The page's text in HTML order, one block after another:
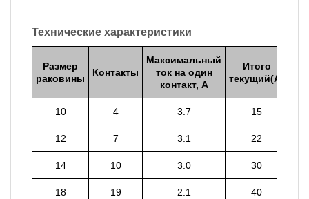
Технические характеристики
Размер
раковины
Контакты
Максимальный
ток на один
контакт, A
Итого
текущий(A)
10 4 3.7 15
12 7 3.1 22
14 10 3.0 30
18 19 2.1 40